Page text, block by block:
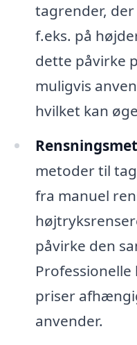
tagrender,
f.eks. på
dette påvirke
muligvis
hvilket kan
metoder til
fra manuel
påvirke den
priser
anvender.